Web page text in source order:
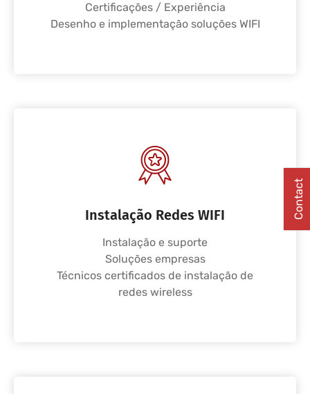
Certificações / Experiência
Desenho e implementação soluções WIFI
Instalação Redes WIFI
Instalação e suporte
Soluções empresas
Técnicos certificados de instalação de
redes wireless
Contact